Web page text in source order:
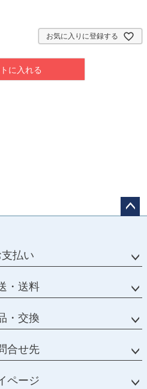
お気に入りに登録する
に入れる
支払い
・送料
・交換
合せ先
ページ